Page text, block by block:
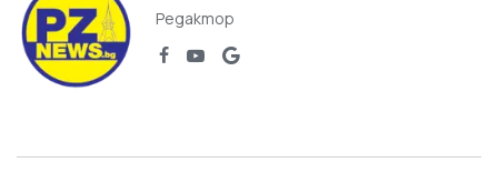
Редактор